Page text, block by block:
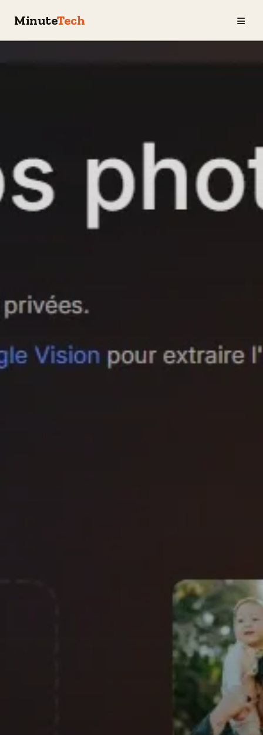
MinuteTech ≡